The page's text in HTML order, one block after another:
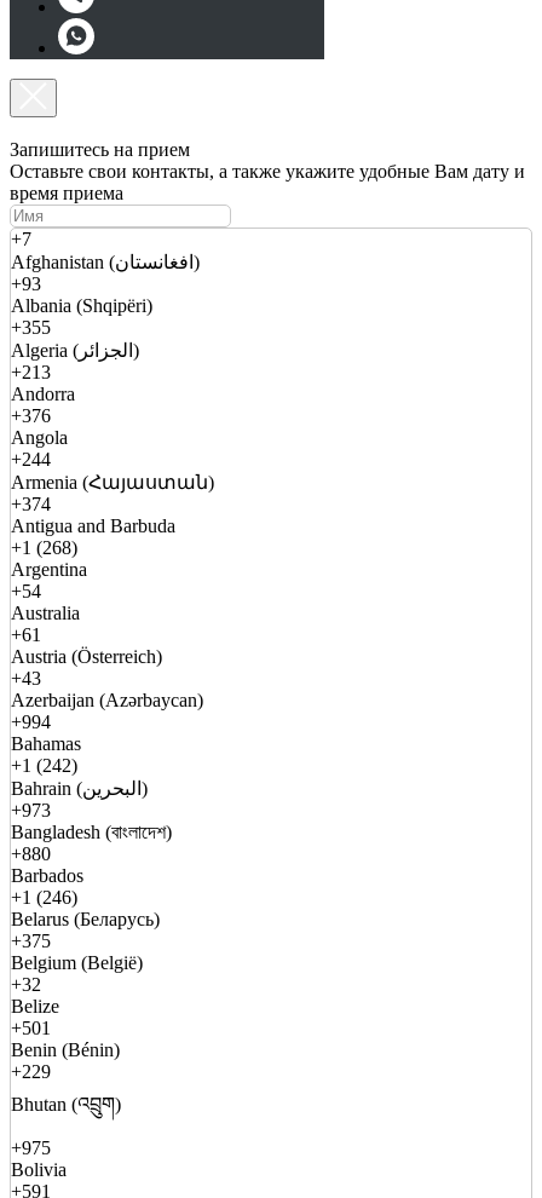
Запишитесь на прием
Оставьте свои контакты, а также укажите удобные Вам дату и
время приема
+7
Afghanistan (افغانستان)
+93
Albania (Shqipëri)
+355
Algeria (الجزائر)
+213
Andorra
+376
Angola
+244
Armenia (Հայաստան)
+374
Antigua and Barbuda
+1 (268)
Argentina
+54
Australia
+61
Austria (Österreich)
+43
Azerbaijan (Azərbaycan)
+994
Bahamas
+1 (242)
Bahrain (البحرين)
+973
Bangladesh (বাংলাদেশ)
+880
Barbados
+1 (246)
Belarus (Беларусь)
+375
Belgium (België)
+32
Belize
+501
Benin (Bénin)
+229
Bhutan (འབྲུག)
+975
Bolivia
+591